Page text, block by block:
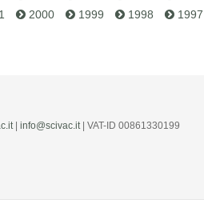
2000 1999 1998 1997
| info@scivac.it| VAT-ID 00861330199